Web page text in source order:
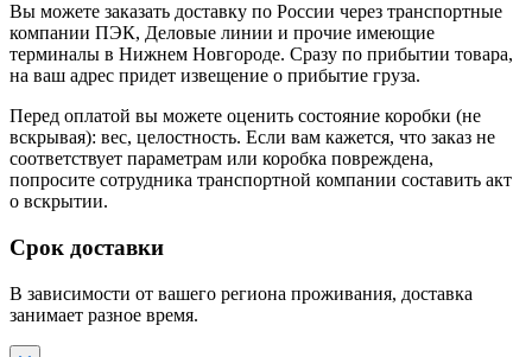
Вы можете заказать доставку по России через транспортные
компании ПЭК, Деловые линии и прочие имеющие
терминалы в Нижнем Новгороде. Сразу по прибытии товара,
на ваш адрес придет извещение о прибытие груза.
Перед оплатой вы можете оценить состояние коробки (не
вскрывая): вес, целостность. Если вам кажется, что заказ не
соответствует параметрам или коробка повреждена,
попросите сотрудника транспортной компании составить акт
о вскрытии.
Срок доставки
В зависимости от вашего региона проживания, доставка
занимает разное время.